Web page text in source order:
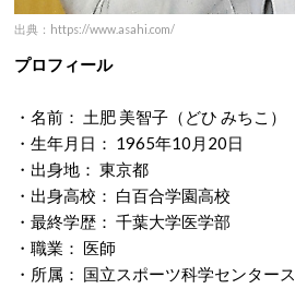
出典：https://www.asahi.com/
プロフィール
・名前： 土肥 美智子（どひ みちこ）
・生年月日： 1965年10月20日
・出身地： 東京都
・出身高校： 白百合学園高校
・最終学歴： 千葉大学医学部
・職業： 医師
・所属： 国立スポーツ科学センター